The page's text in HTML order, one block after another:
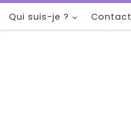
Passer au contenu
Qui suis-je ? Contact